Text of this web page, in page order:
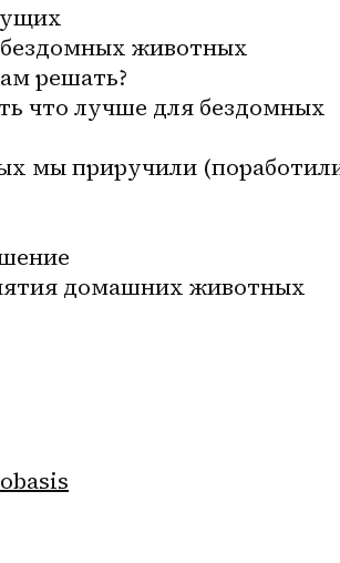
бездомных животных
решать?
что лучше для бездомных
мы приручили
домашних животных